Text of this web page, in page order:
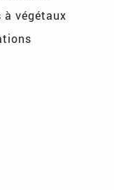
végétaux